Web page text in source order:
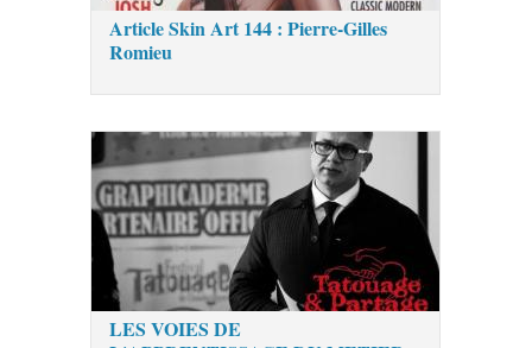
Article Skin Art 144 : Pierre-Gilles
Romieu
LES VOIES DE